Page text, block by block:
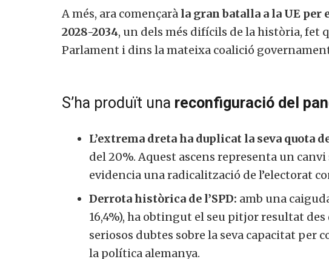
A més, ara començarà la gran batalla a la UE
2028-2034, un dels més difícils de la història, fet
Parlament i dins la mateixa coalició
S’ha produït una reconfiguració del
L’extrema dreta ha duplicat la seva quota
del 20%. Aquest ascens representa un
evidencia una radicalització de l’electorat
Derrota històrica de l’SPD: amb una
16,4%), ha obtingut el seu pitjor resultat
seriosos dubtes sobre la seva capacitat per
la política alemanya.